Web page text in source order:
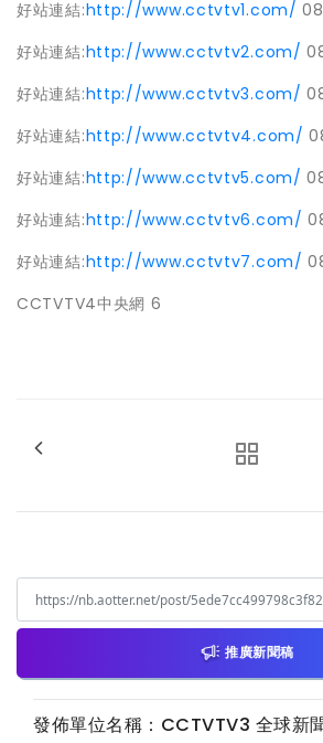
好站連結:http://www.cctvtv1.com/
好站連結:http://www.cctvtv2.com/
好站連結:http://www.cctvtv3.com/
好站連結:http://www.cctvtv4.com/
好站連結:http://www.cctvtv5.com/
好站連結:http://www.cctvtv6.com/
好站連結:http://www.cctvtv7.com/
CCTVTV4中央網 6
推廣新聞稿
發佈單位名稱：CCTVTV3 全球新